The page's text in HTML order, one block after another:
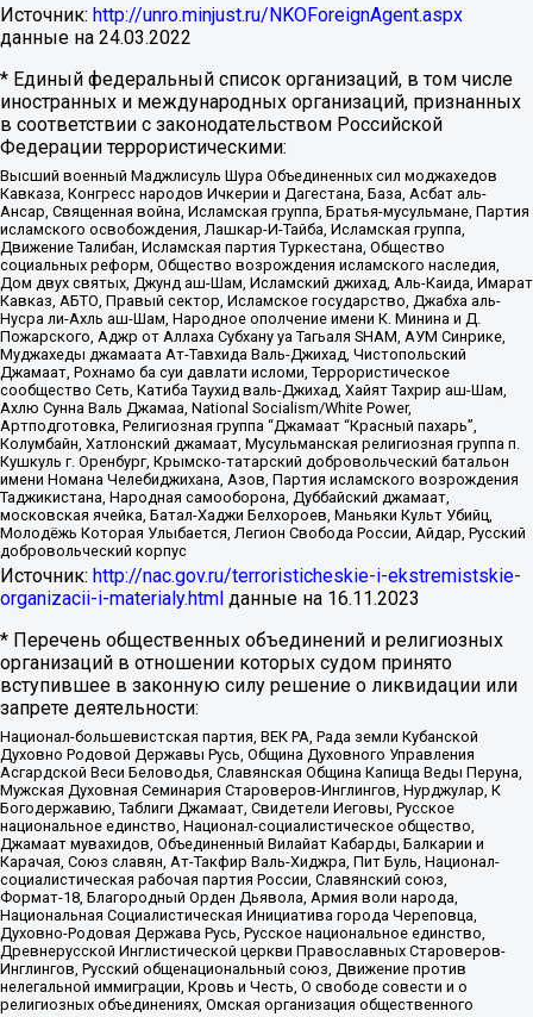
Источник: http://unro.minjust.ru/NKOForeignAgent.aspx
данные на 24.03.2022
* Единый федеральный список организаций, в том числе
иностранных и международных организаций, признанных
в соответствии с законодательством Российской
Федерации террористическими:
Высший военный Маджлисуль Шура Объединенных сил моджахедов
Кавказа, Конгресс народов Ичкерии и Дагестана, База, Асбат аль-
Ансар, Священная война, Исламская группа, Братья-мусульмане, Партия
исламского освобождения, Лашкар-И-Тайба, Исламская группа,
Движение Талибан, Исламская партия Туркестана, Общество
социальных реформ, Общество возрождения исламского наследия,
Дом двух святых, Джунд аш-Шам, Исламский джихад, Аль-Каида, Имарат
Кавказ, АБТО, Правый сектор, Исламское государство, Джабха аль-
Нусра ли-Ахль аш-Шам, Народное ополчение имени К. Минина и Д.
Пожарского, Аджр от Аллаха Субхану уа Тагьаля SHAM, АУМ Синрике,
Муджахеды джамаата Ат-Тавхида Валь-Джихад, Чистопольский
Джамаат, Рохнамо ба суи давлати исломи, Террористическое
сообщество Сеть, Катиба Таухид валь-Джихад, Хайят Тахрир аш-Шам,
Ахлю Сунна Валь Джамаа, National Socialism/White Power,
Артподготовка, Религиозная группа “Джамаат “Красный пахарь”,
Колумбайн, Хатлонский джамаат, Мусульманская религиозная группа п.
Кушкуль г. Оренбург, Крымско-татарский добровольческий батальон
имени Номана Челебиджихана, Азов, Партия исламского возрождения
Таджикистана, Народная самооборона, Дуббайский джамаат,
московская ячейка, Батал-Хаджи Белхороев, Маньяки Культ Убийц,
Молодёжь Которая Улыбается, Легион Свобода России, Айдар, Русский
добровольческий корпус
Источник: http://nac.gov.ru/terroristicheskie-i-ekstremistskie-
organizacii-i-materialy.html данные на 16.11.2023
* Перечень общественных объединений и религиозных
организаций в отношении которых судом принято
вступившее в законную силу решение о ликвидации или
запрете деятельности:
Национал-большевистская партия, ВЕК РА, Рада земли Кубанской
Духовно Родовой Державы Русь, Община Духовного Управления
Асгардской Веси Беловодья, Славянская Община Капища Веды Перуна,
Мужская Духовная Семинария Староверов-Инглингов, Нурджулар, К
Богодержавию, Таблиги Джамаат, Свидетели Иеговы, Русское
национальное единство, Национал-социалистическое общество,
Джамаат мувахидов, Объединенный Вилайат Кабарды, Балкарии и
Карачая, Союз славян, Ат-Такфир Валь-Хиджра, Пит Буль, Национал-
социалистическая рабочая партия России, Славянский союз,
Формат-18, Благородный Орден Дьявола, Армия воли народа,
Национальная Социалистическая Инициатива города Череповца,
Духовно-Родовая Держава Русь, Русское национальное единство,
Древнерусской Инглистической церкви Православных Староверов-
Инглингов, Русский общенациональный союз, Движение против
нелегальной иммиграции, Кровь и Честь, О свободе совести и о
религиозных объединениях, Омская организация общественного